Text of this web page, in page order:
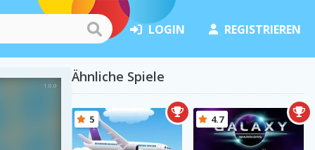
LOGIN REGISTRIEREN
Ähnliche Spiele
5 4.7